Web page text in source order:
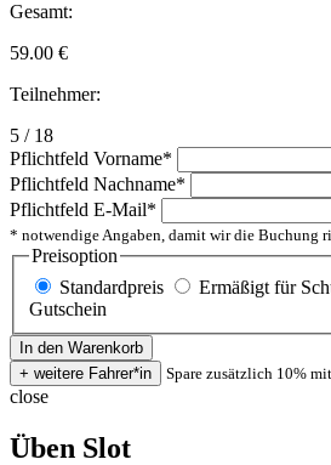
Gesamt:
59.00 €
Teilnehmer:
5 / 18
Pflichtfeld Vorname*
Pflichtfeld Nachname*
Pflichtfeld E-Mail*
* notwendige Angaben, damit wir die Buchung
Preisoption
Standardpreis
Ermäßigt für
Gutschein
Spare zusätzlich 10%
close
Üben Slot